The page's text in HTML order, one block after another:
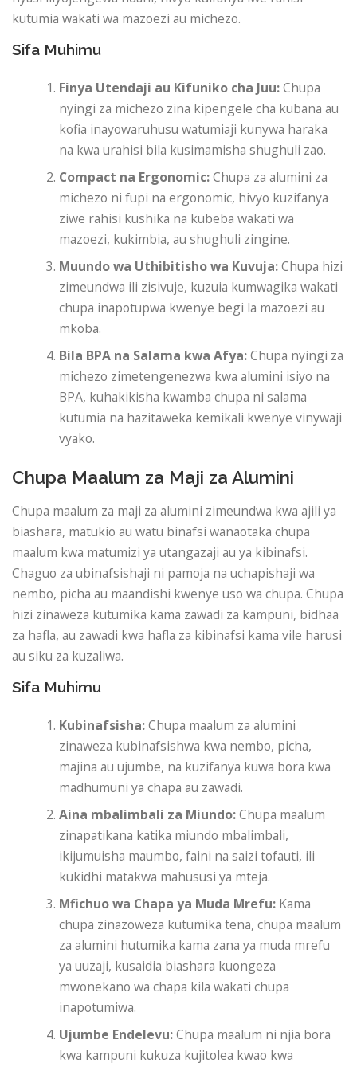
kutumia wakati wa mazoezi au michezo.
Sifa Muhimu
Finya Utendaji au Kifuniko cha Juu:Chupa
nyingi za michezo zina kipengele cha kubana au
kofia inayowaruhusu watumiaji kunywa haraka
na kwa urahisi bila kusimamisha shughuli zao.
Compact na Ergonomic:Chupa za alumini za
michezo ni fupi na ergonomic, hivyo kuzifanya
ziwe rahisi kushika na kubeba wakati wa
mazoezi, kukimbia, au shughuli zingine.
Muundo wa Uthibitisho wa Kuvuja:Chupa hizi
zimeundwa ili zisivuje, kuzuia kumwagika wakati
chupa inapotupwa kwenye begi la mazoezi au
mkoba.
Bila BPA na Salama kwa Afya:Chupa nyingi za
michezo zimetengenezwa kwa alumini isiyo na
BPA, kuhakikisha kwamba chupa ni salama
kutumia na hazitaweka kemikali kwenye vinywaji
vyako.
Chupa Maalum za Maji za Alumini
Chupa maalum za maji za alumini zimeundwa kwa ajili ya
biashara, matukio au watu binafsi wanaotaka chupa
maalum kwa matumizi ya utangazaji au ya kibinafsi.
Chaguo za ubinafsishaji ni pamoja na uchapishaji wa
nembo, picha au maandishi kwenye uso wa chupa. Chupa
hizi zinaweza kutumika kama zawadi za kampuni, bidhaa
za hafla, au zawadi kwa hafla za kibinafsi kama vile harusi
au siku za kuzaliwa.
Sifa Muhimu
Kubinafsisha:Chupa maalum za alumini
zinaweza kubinafsishwa kwa nembo, picha,
majina au ujumbe, na kuzifanya kuwa bora kwa
madhumuni ya chapa au zawadi.
Aina mbalimbali za Miundo:Chupa maalum
zinapatikana katika miundo mbalimbali,
ikijumuisha maumbo, faini na saizi tofauti, ili
kukidhi matakwa mahususi ya mteja.
Mfichuo wa Chapa ya Muda Mrefu: Kama
chupa zinazoweza kutumika tena, chupa maalum
za alumini hutumika kama zana ya muda mrefu
ya uuzaji, kusaidia biashara kuongeza
mwonekano wa chapa kila wakati chupa
inapotumiwa.
Ujumbe Endelevu:Chupa maalum ni njia bora
kwa kampuni kukuza kujitolea kwao kwa